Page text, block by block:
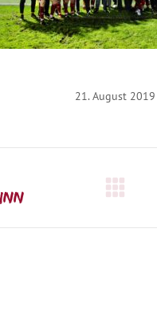
21. August 2019